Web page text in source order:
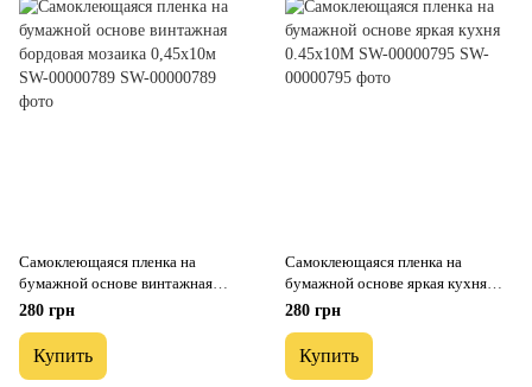
Самоклеющаяся пленка на
бумажной основе винтажная
бордовая мозаика 0,45х10м SW-
280 грн
Купить
Самоклеющаяся пленка на
бумажной основе яркая кухня
0.45х10M SW-00000795
280 грн
Купить